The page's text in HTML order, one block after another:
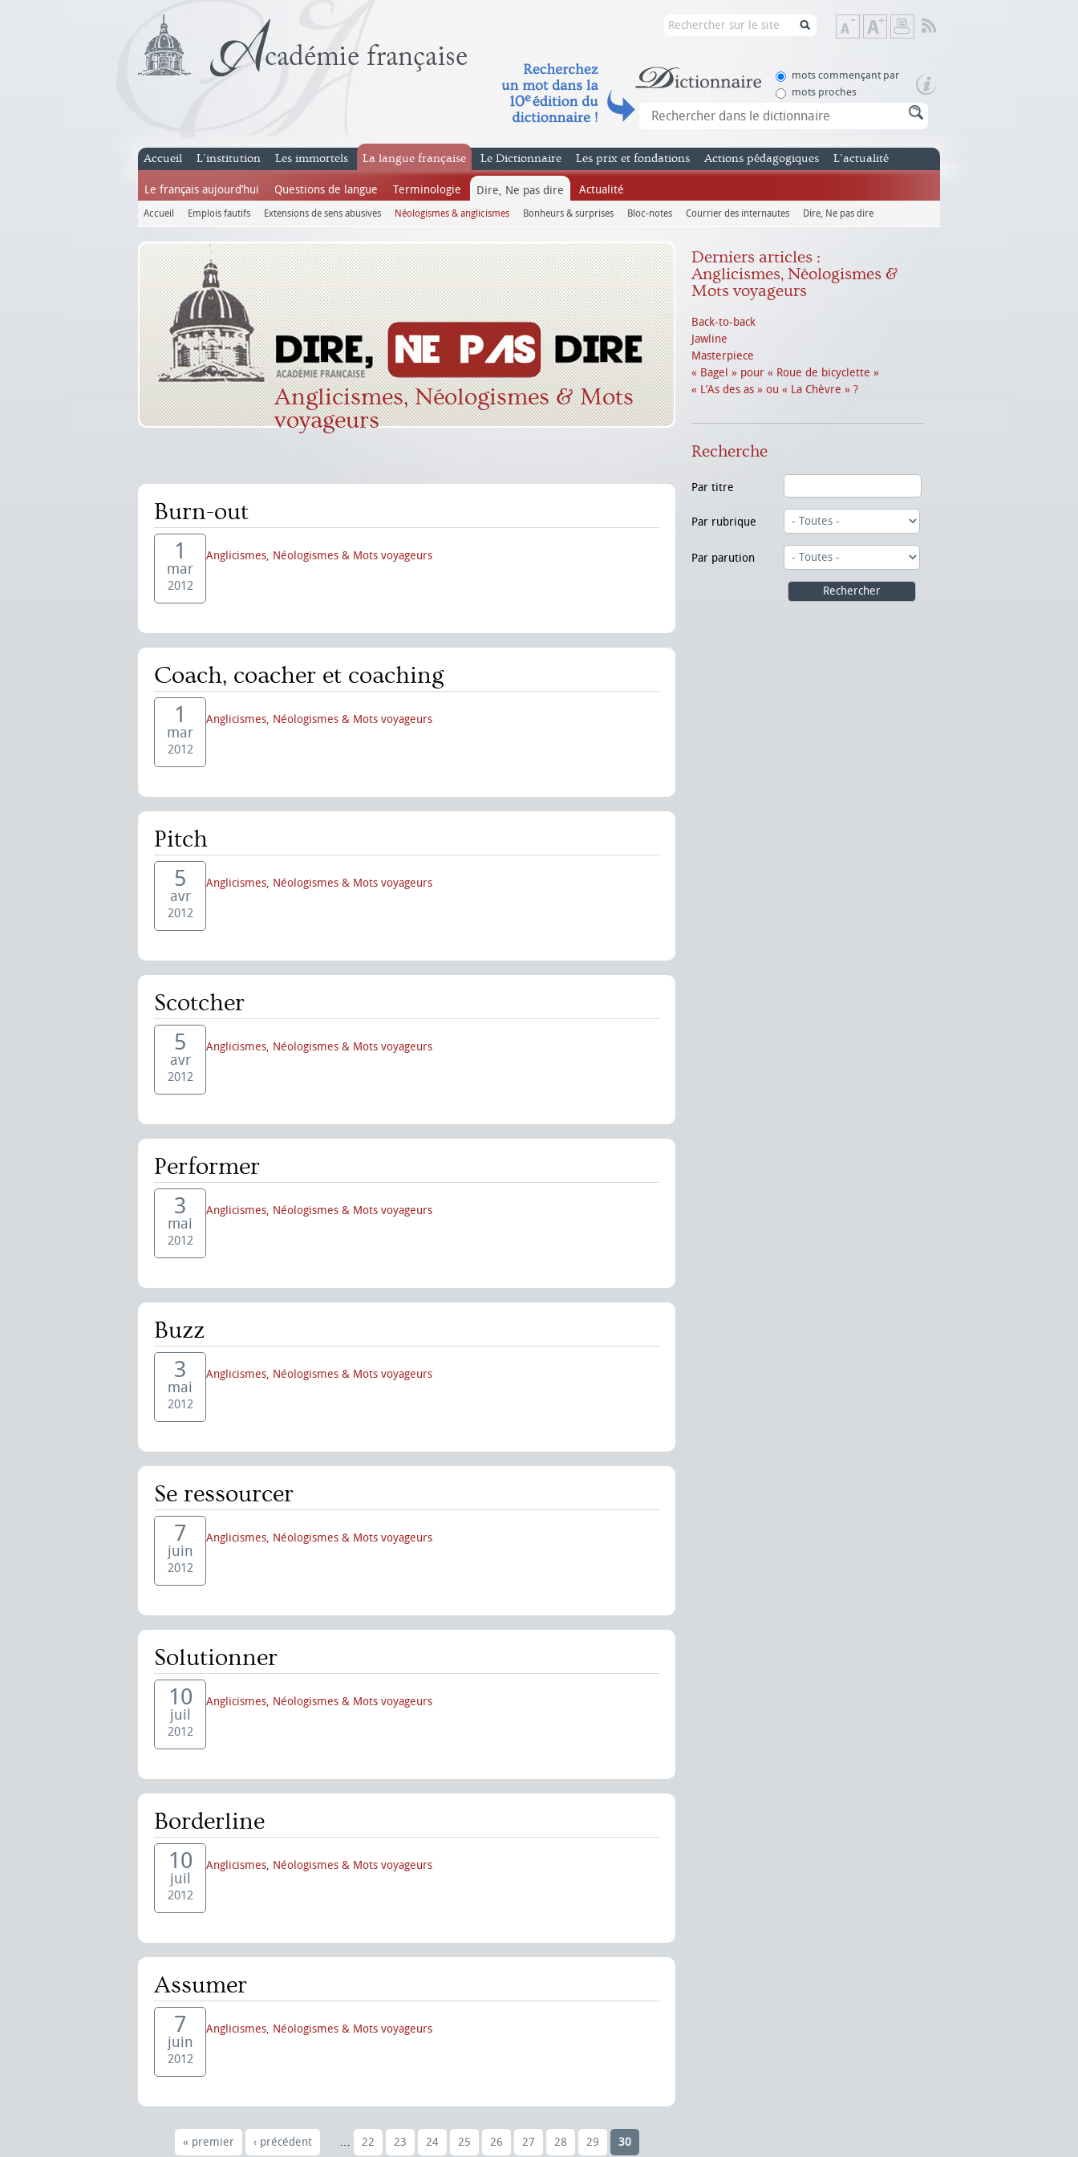
Diminuer
la
de
Augmenter
la
de
mots commençant par
mots proches
Accueil L’institution Les immortels La langue française
Le français aujourd’hui Questions de langue Terminologie Dire, Ne pas dire
Accueil Emplois fautifs Extensions de sens abusives Néologismes & anglicismes Bonheurs & surprises Bloc-notes Courrier des internautes Dire, Ne pas dire
Actualité
Le Dictionnaire Les prix et fondations Actions pédagogiques L’actualité
Anglicismes, Néologismes & Mots
voyageurs
Burn-out
1
mar
2012
Anglicismes, Néologismes & Mots voyageurs
Coach, coacher et coaching
1
mar
2012
Anglicismes, Néologismes & Mots voyageurs
Pitch
5
avr
2012
Anglicismes, Néologismes & Mots voyageurs
Scotcher
5
avr
2012
Anglicismes, Néologismes & Mots voyageurs
Performer
3
mai
2012
Anglicismes, Néologismes & Mots voyageurs
Buzz
3
mai
2012
Anglicismes, Néologismes & Mots voyageurs
Se ressourcer
7
juin
2012
Anglicismes, Néologismes & Mots voyageurs
Solutionner
10
juil
2012
Anglicismes, Néologismes & Mots voyageurs
Borderline
10
juil
2012
Anglicismes, Néologismes & Mots voyageurs
Assumer
7
juin
2012
Anglicismes, Néologismes & Mots voyageurs
« premier ‹ précédent … 22 23 24 25 26 27 28 29 30
Derniers articles :
Anglicismes, Néologismes &
Mots voyageurs
Back-to-back
Jawline
Masterpiece
« Bagel » pour « Roue de bicyclette »
« L’As des as » ou « La Chèvre » ?
Recherche
Par titre
Par rubrique
Par parution